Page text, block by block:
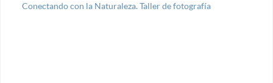
Conectando con la Naturaleza. Taller de fotografía